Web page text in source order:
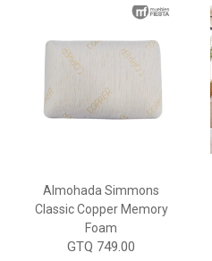
Almohada Simmons
Classic Copper Memory
Foam
GTQ 749.00